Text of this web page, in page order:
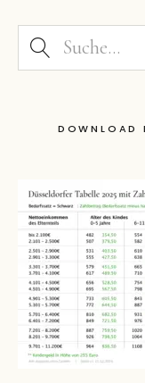
DOWNLOAD